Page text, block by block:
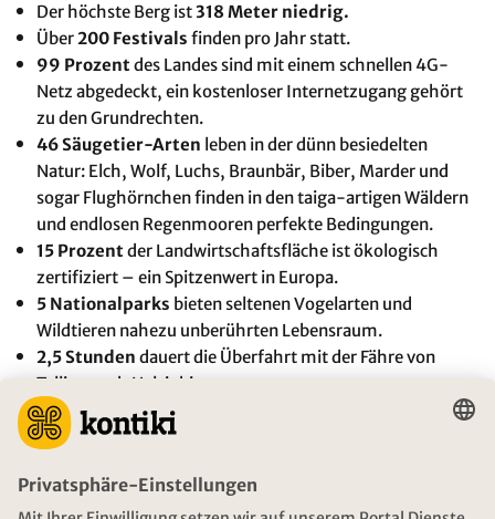
Der höchste Berg ist318 Meter niedrig.
Über200 Festivals finden pro Jahr statt.
99 Prozentdes Landes sind mit einem schnellen 4G-
Netz abgedeckt, ein kostenloser Internetzugang gehört
zu den Grundrechten.
46 Säugetier-Arten leben in der dünn besiedelten
Natur: Elch, Wolf, Luchs, Braunbär, Biber, Marder und
sogar Flughörnchen finden in den taiga-artigen Wäldern
und endlosen Regenmooren perfekte Bedingungen.
15 Prozentder Landwirtschaftsfläche ist ökologisch
zertifiziert – ein Spitzenwert in Europa.
5 Nationalparks bieten seltenen Vogelarten und
Wildtieren nahezu unberührten Lebensraum.
2,5 Stunden dauert die Überfahrt mit der Fähre von
Tallinn nach Helsinki.